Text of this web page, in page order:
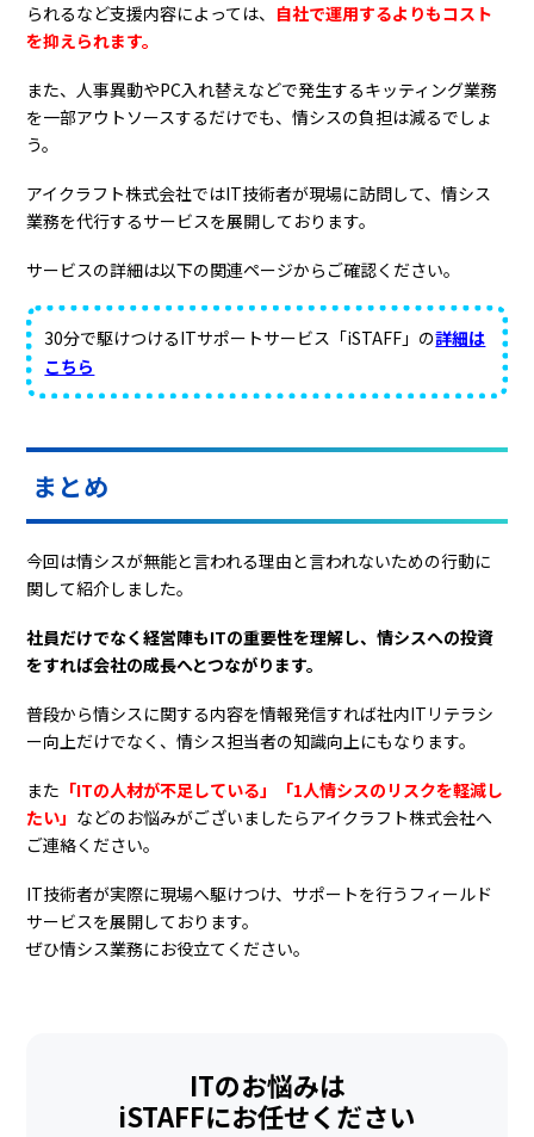
られるなど支援内容によっては、 自社で運用するよりもコスト
を抑えられます。
また、人事異動やPC入れ替えなどで発生するキッティング業務
を一部アウトソースするだけでも、情シスの負担は減るでしょ
う。
アイクラフト株式会社ではIT技術者が現場に訪問して、情シス
業務を代行するサービスを展開しております。
サービスの詳細は以下の関連ページからご確認ください。
30分で駆けつけるITサポートサービス「iSTAFF」の詳細は
こちら
まとめ
今回は情シスが無能と言われる理由と言われないための行動に
関して紹介しました。
社員だけでなく経営陣もITの重要性を理解し、情シスへの投資
をすれば会社の成長へとつながります。
普段から情シスに関する内容を情報発信すれば社内ITリテラシ
ー向上だけでなく、情シス担当者の知識向上にもなります。
また 「ITの人材が不足している」「1人情シスのリスクを軽減し
たい」 などのお悩みがございましたらアイクラフト株式会社へ
ご連絡ください。
IT技術者が実際に現場へ駆けつけ、サポートを行うフィールド
サービスを展開しております。
ぜひ情シス業務にお役立てください。
ITのお悩みは
iSTAFFにお任せください